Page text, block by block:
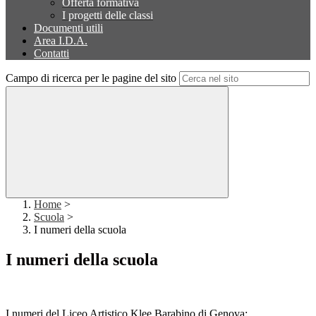
Offerta formativa
I progetti delle classi
Documenti utili
Area I.D.A.
Contatti
Campo di ricerca per le pagine del sito
Home >
Scuola >
I numeri della scuola
I numeri della scuola